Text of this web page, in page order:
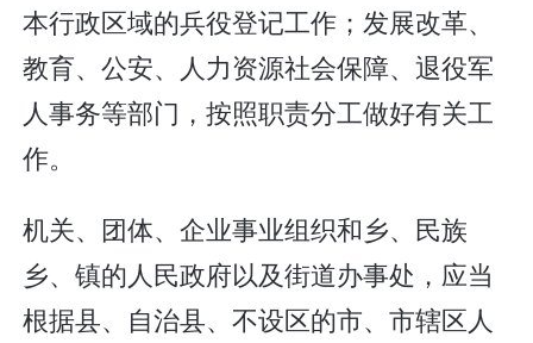
本行政区域的兵役登记工作；发展改革、
教育、公安、人力资源社会保障、退役军
人事务等部门，按照职责分工做好有关工
作。
机关、团体、企业事业组织和乡、民族
乡、镇的人民政府以及街道办事处，应当
根据县、自治县、不设区的市、市辖区人